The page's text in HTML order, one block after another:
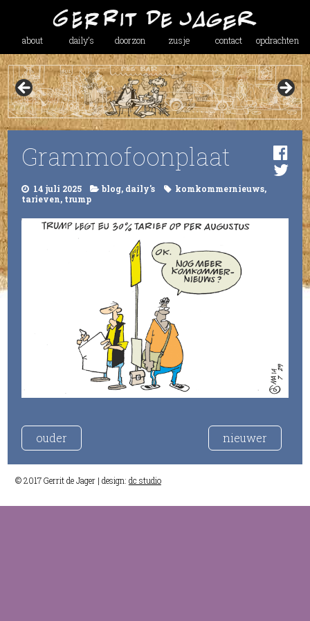
about daily’s doorzon zusje contact opdrachten
Grammofoonplaat
14 juli 2025 blog, daily's komkommernieuws,
tarieven, trump
ouder nieuwer
© 2017 Gerrit de Jager | design: dc studio